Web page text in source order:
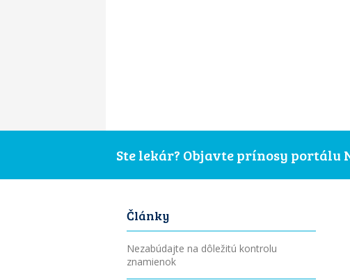
Ste lekár? Objavte prínosy portálu
Články
Nezabúdajte na dôležitú kontrolu
znamienok